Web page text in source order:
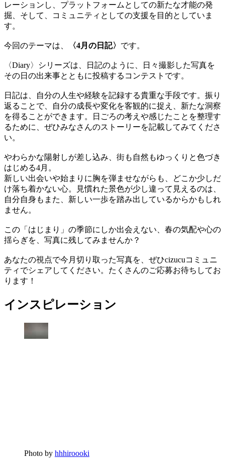
レーションし、プラットフォームとしての新たな才能の発
掘、そして、コミュニティとしての支援を目的としていま
す。
今回のテーマは、 〈4月の日記〉 です。
〈Diary〉シリーズは、日記のように、日々撮影した写真を
その日の出来事とともに投稿するコンテストです。
日記は、自分の人生や経験を記録する貴重な手段です。振り
返ることで、自分の成長や変化を客観的に捉え、新たな洞察
を得ることができます。日ごろの考えや感じたことを整理す
るために、ぜひみなさんのストーリーを記載してみてくださ
い。
やわらかな陽射しが差し込み、街も自然もゆっくりと色づき
はじめる4月。
新しい出会いや始まりに胸を弾ませながらも、どこか少しだ
け落ち着かない心。見慣れた景色が少し違って見えるのは、
自分自身もまた、新しい一歩を踏み出しているからかもしれ
ません。
この「はじまり」の季節にしか出会えない、春の気配や心の
揺らぎを、写真に残してみませんか？
あなたの視点で今月切り取った写真を、ぜひcizucuコミュニ
ティでシェアしてください。たくさんのご応募お待ちしてお
ります！
インスピレーション
Photo by hhhiroooki